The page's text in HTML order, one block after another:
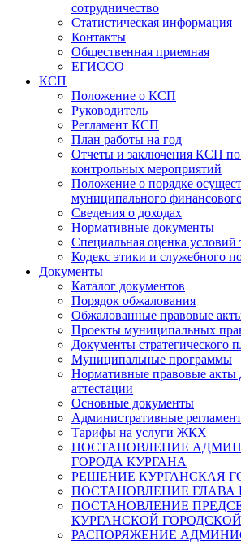
сотрудничество
Статистическая информация
Контакты
Общественная приемная
ЕГИССО
КСП
Положение о КСП
Руководитель
Регламент КСП
План работы на год
Отчеты и заключения КСП по
контрольных мероприятий
Положение о порядке
муниципального
Сведения о доходах
Нормативные документы
Специальная оценка условий
Кодекс этики и служебного
Документы
Каталог документов
Порядок обжалования
Обжалованные правовые
Проекты муниципальных
Документы стратегического
Муниципальные программы
Нормативные правовые акты
аттестации
Основные документы
Административные
Тарифы на услуги ЖКХ
ПОСТАНОВЛЕНИЕ
ГОРОДА КУРГАНА
РЕШЕНИЕ КУРГАНСКАЯ
ПОСТАНОВЛЕНИЕ ГЛАВА
ПОСТАНОВЛЕНИЕ
КУРГАНСКОЙ
РАСПОРЯЖЕНИЕ